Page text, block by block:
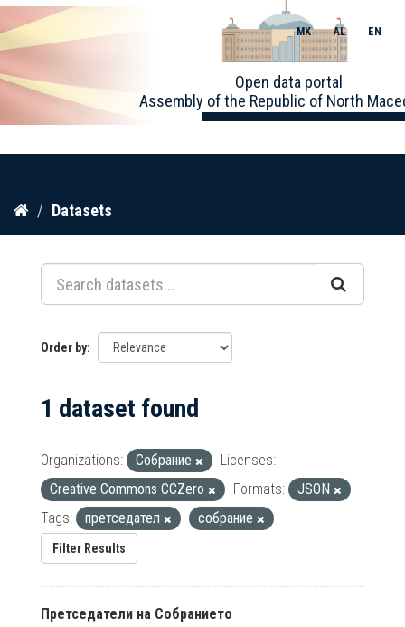
Skip
content
Open data portal
Assembly of the Republic of North
MK AL EN
Datasets
Order by
1 dataset found
Organizations: Собрание
Licenses:
Creative Commons CCZero
Formats:
JSON
Tags:
претседател собрание
Filter Results
Претседатели на Собранието